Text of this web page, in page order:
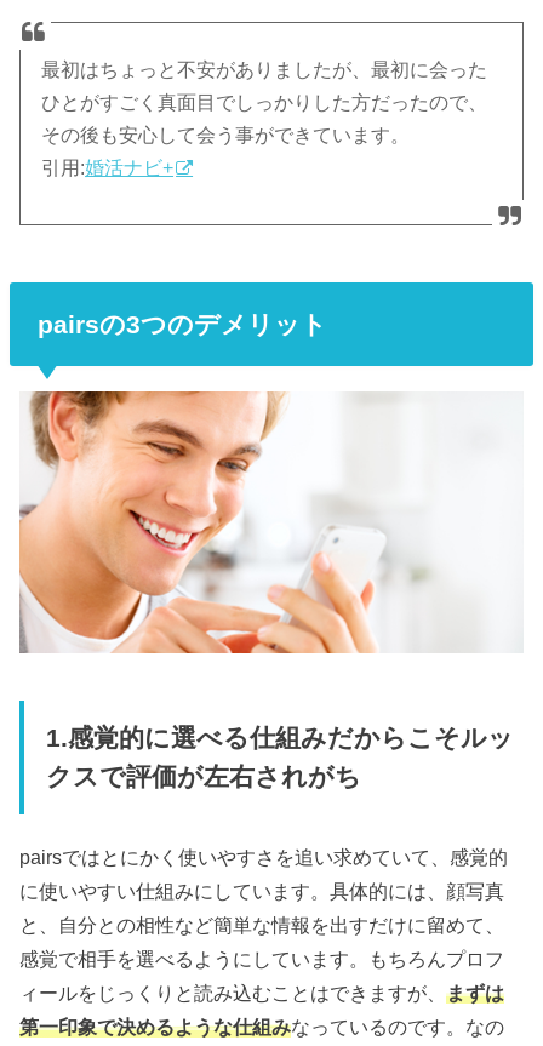
最初はちょっと不安がありましたが、最初に会った
ひとがすごく真面目でしっかりした方だったので、
その後も安心して会う事ができています。
引用:婚活ナビ+
pairsの3つのデメリット
1.感覚的に選べる仕組みだからこそルッ
クスで評価が左右されがち
pairsではとにかく使いやすさを追い求めていて、感覚的
に使いやすい仕組みにしています。具体的には、顔写真
と、自分との相性など簡単な情報を出すだけに留めて、
感覚で相手を選べるようにしています。もちろんプロフ
ィールをじっくりと読み込むことはできますが、まずは
第一印象で決めるような仕組みなっているのです。なの